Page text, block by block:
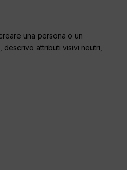
una persona o un
attributi visivi neutri,